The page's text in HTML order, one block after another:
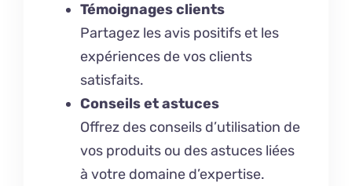
Témoignages clients
Partagez les avis positifs et les
expériences de vos clients
satisfaits.
Conseils et astuces
Offrez des conseils d’utilisation de
vos produits ou des astuces liées
à votre domaine d’expertise.